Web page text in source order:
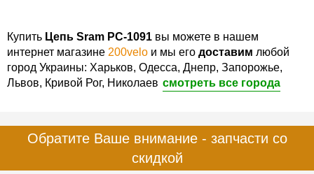
Купить Цепь Sram PC-1091 вы можете в нашем
интернет магазине 200velo и мы его доставим любой
город Украины: Харьков, Одесса, Днепр, Запорожье,
Львов, Кривой Рог, Николаев смотреть все города
Обратите Ваше внимание - запчасти со
скидкой